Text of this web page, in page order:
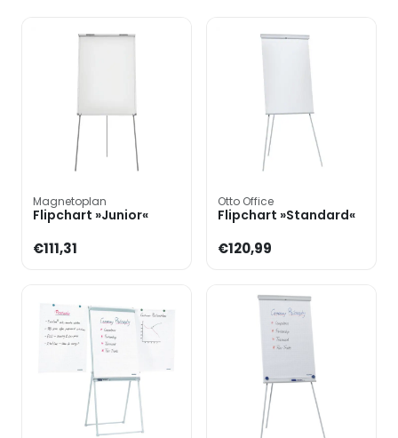
Magnetoplan
Flipchart »Junior«
€111,31
Otto Office
Flipchart »Standard«
€120,99